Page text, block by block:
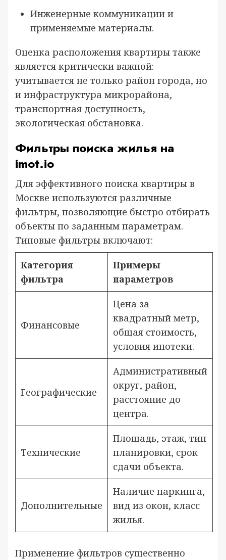
Инженерные коммуникации и
применяемые материалы.
Оценка расположения квартиры также
является критически важной:
учитывается не только район города, но
и инфраструктура микрорайона,
транспортная доступность,
экологическая обстановка.
Фильтры поиска жилья на
imot.io
Для эффективного поиска квартиры в
Москве используются различные
фильтры, позволяющие быстро отбирать
объекты по заданным параметрам.
Типовые фильтры включают:
Категория
фильтра
Примеры
параметров
Финансовые
Цена за
квадратный метр,
общая стоимость,
условия ипотеки.
Географические
Административный
округ, район,
расстояние до
центра.
Технические
Площадь, этаж, тип
планировки, срок
сдачи объекта.
Дополнительные
Наличие паркинга,
вид из окон, класс
жилья.
Применение фильтров существенно